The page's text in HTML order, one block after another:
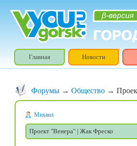
Главная Новости
Форумы → Общество →
Михаил
Проект "Венера" | Жак Фреско